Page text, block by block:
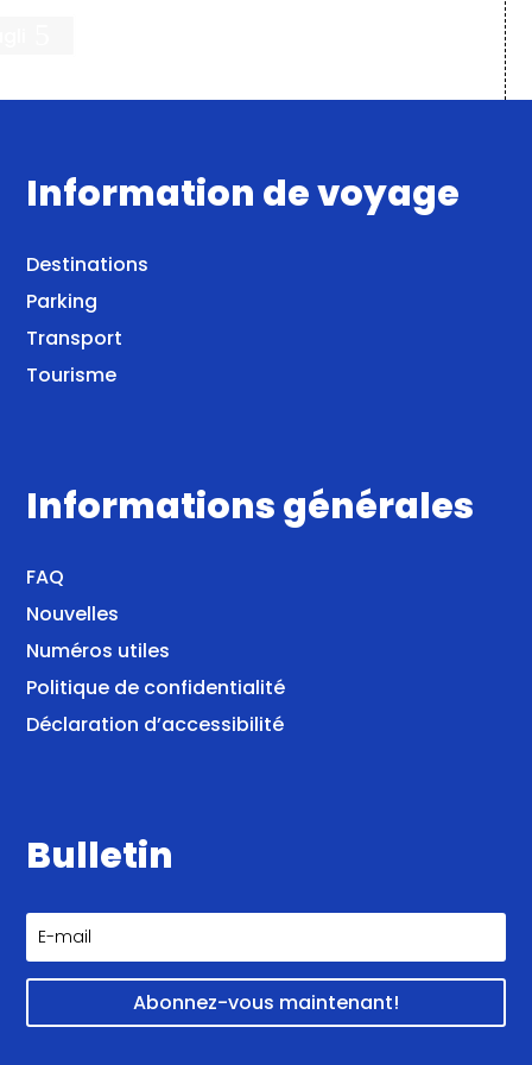
Information de voyage
Destinations
Parking
Transport
Tourisme
Informations générales
FAQ
Nouvelles
Numéros utiles
Politique de confidentialité
Déclaration d’accessibilité
Bulletin
Abonnez-vous maintenant!